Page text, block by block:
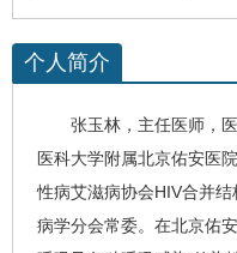
个人简介
张玉林 ，主任医师，
医科大学附属北京佑安医
性病艾滋病协会HIV合并
病学分会常委。在北京佑